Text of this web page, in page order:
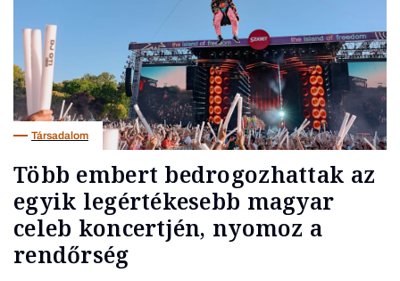
Társadalom
Több embert bedrogozhattak az
egyik legértékesebb magyar
celeb koncertjén, nyomoz a
rendőrség